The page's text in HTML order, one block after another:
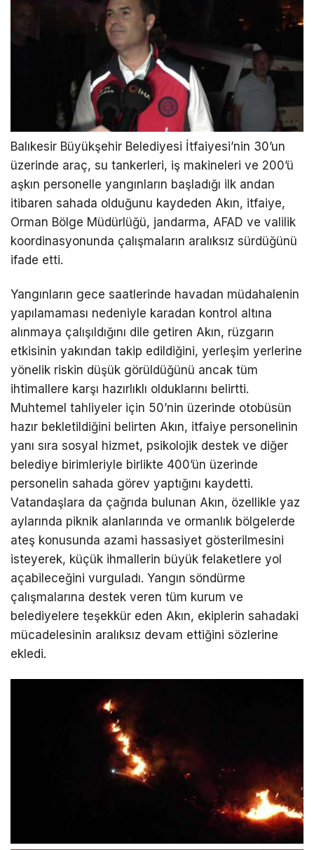
Balıkesir Büyükşehir Belediyesi İtfaiyesi’nin 30’un
üzerinde araç, su tankerleri, iş makineleri ve 200’ü
aşkın personelle yangınların başladığı ilk andan
itibaren sahada olduğunu kaydeden Akın, itfaiye,
Orman Bölge Müdürlüğü, jandarma, AFAD ve valilik
koordinasyonunda çalışmaların aralıksız sürdüğünü
ifade etti.
Yangınların gece saatlerinde havadan müdahalenin
yapılamaması nedeniyle karadan kontrol altına
alınmaya çalışıldığını dile getiren Akın, rüzgarın
etkisinin yakından takip edildiğini, yerleşim yerlerine
yönelik riskin düşük görüldüğünü ancak tüm
ihtimallere karşı hazırlıklı olduklarını belirtti.
Muhtemel tahliyeler için 50’nin üzerinde otobüsün
hazır bekletildiğini belirten Akın, itfaiye personelinin
yanı sıra sosyal hizmet, psikolojik destek ve diğer
belediye birimleriyle birlikte 400’ün üzerinde
personelin sahada görev yaptığını kaydetti.
Vatandaşlara da çağrıda bulunan Akın, özellikle yaz
aylarında piknik alanlarında ve ormanlık bölgelerde
ateş konusunda azami hassasiyet gösterilmesini
isteyerek, küçük ihmallerin büyük felaketlere yol
açabileceğini vurguladı. Yangın söndürme
çalışmalarına destek veren tüm kurum ve
belediyelere teşekkür eden Akın, ekiplerin sahadaki
mücadelesinin aralıksız devam ettiğini sözlerine
ekledi.